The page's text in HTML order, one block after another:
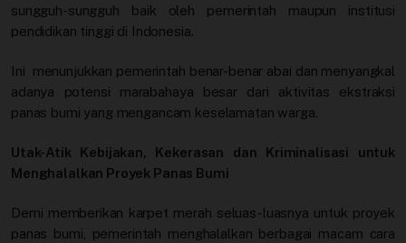
sungguh-sungguh baik oleh pemerintah maupun institusi
pendidikan tinggi di Indonesia.
Ini menunjukkan pemerintah benar-benar abai dan menyangkal
adanya potensi marabahaya besar dari aktivitas ekstraksi
panas bumi yang mengancam keselamatan warga.
Utak-Atik Kebijakan, Kekerasan dan Kriminalisasi untuk
Menghalalkan Proyek Panas Bumi
Demi memberikan karpet merah seluas-luasnya untuk proyek
panas bumi, pemerintah menghalalkan berbagai macam cara